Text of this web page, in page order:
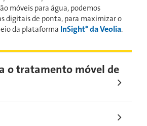
móveis para água, podemos
digitais de ponta, para maximizar o
da plataforma InSight* da Veolia.
o tratamento móvel de